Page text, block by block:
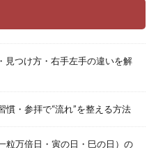
見つけ方・右手左手の違いを解
・参拝で“流れ”を整える方法
粒万倍日・寅の日・巳の日）の